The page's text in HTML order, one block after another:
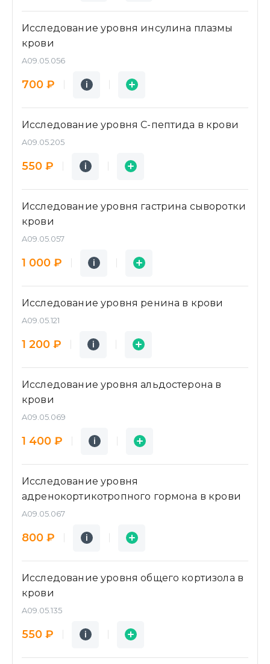
Исследование уровня инсулина плазмы
крови
A09.05.056
700 ₽ i
Подробнее
i
Заявка
Исследование уровня C-пептида в крови
A09.05.205
550 ₽ i
Подробнее
i
Заявка
Исследование уровня гастрина сыворотки
крови
A09.05.057
1 000 ₽ i
Подробнее
i
Заявка
Исследование уровня ренина в крови
A09.05.121
1 200 ₽ i
Подробнее
i
Заявка
Исследование уровня альдостерона в
крови
A09.05.069
1 400 ₽ i
Подробнее
i
Заявка
Исследование уровня
адренокортикотропного гормона в крови
A09.05.067
800 ₽ i
Подробнее
i
Заявка
Исследование уровня общего кортизола в
крови
A09.05.135
550 ₽ i
Подробнее
i
Заявка